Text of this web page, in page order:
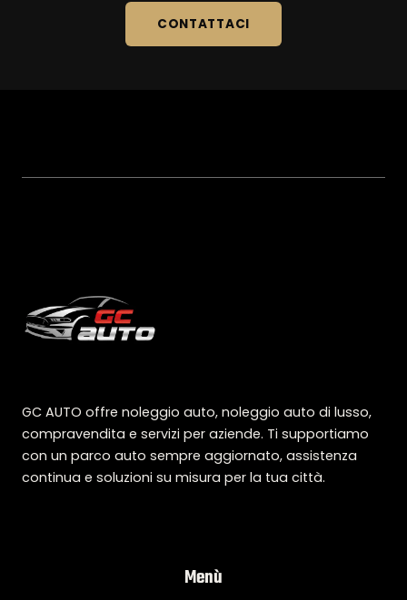
CONTATTACI
GC AUTO offre noleggio auto, noleggio auto di lusso,
compravendita e servizi per aziende. Ti supportiamo
con un parco auto sempre aggiornato, assistenza
continua e soluzioni su misura per la tua città.
Menù